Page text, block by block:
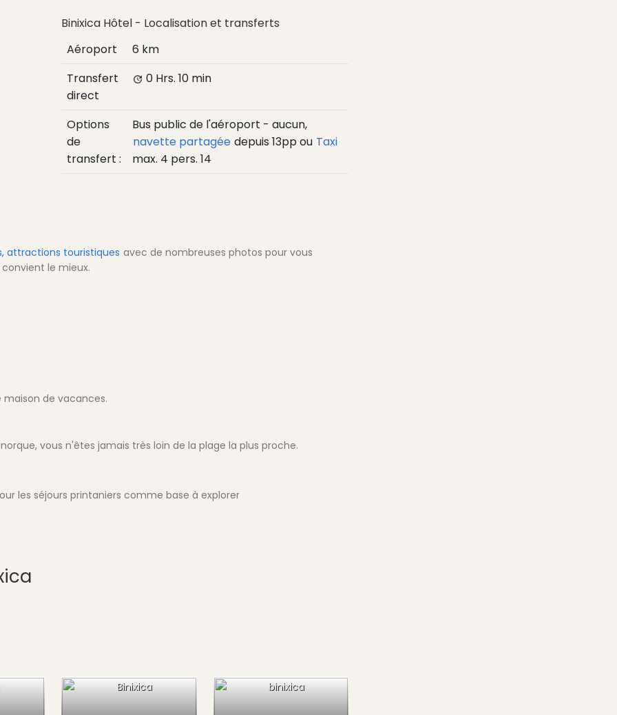
Binixica Hôtel - Localisation et transferts
Aéroport
6 km
Transfert
direct
0 Hrs. 10 min
Options
de
transfert :
Bus public de l'aéroport - aucun,
navette partagée depuis 13ppou Taxi
max. 4 pers. 14
attractions touristiques avec de nombreuses photos pour vous
le mieux.
de vacances.
vous n'êtes jamais très loin de la plage la plus proche.
les séjours printaniers comme base à explorer